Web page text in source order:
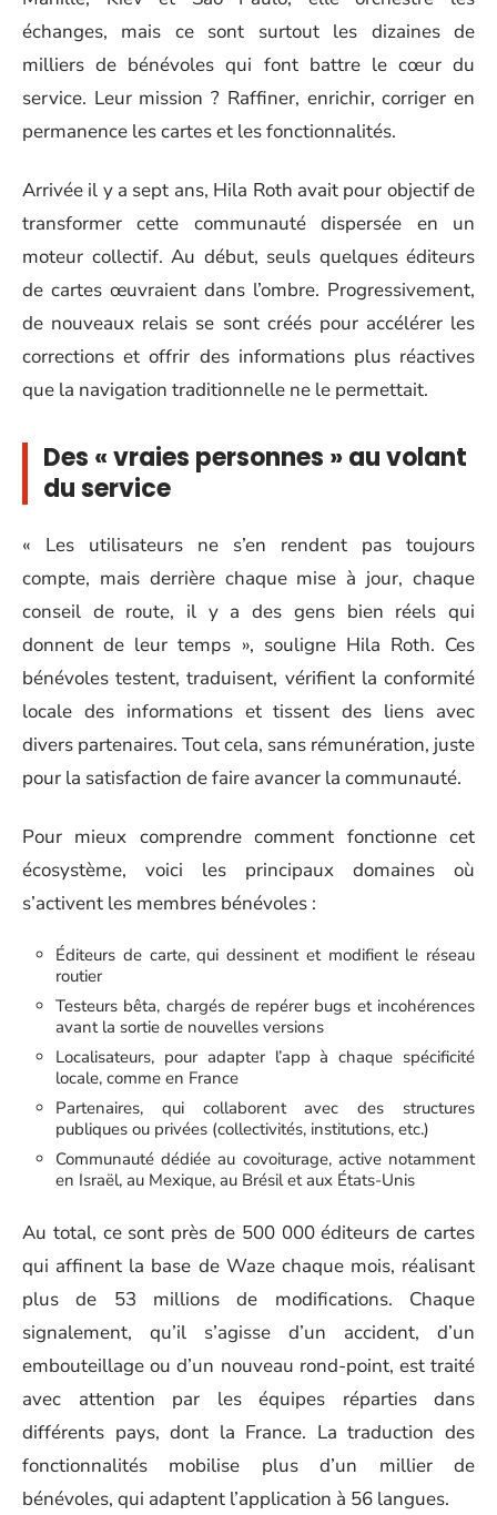
échanges, mais ce sont surtout les dizaines de
milliers de bénévoles qui font battre le cœur du
service. Leur mission ? Raffiner, enrichir, corriger en
permanence les cartes et les fonctionnalités.
Arrivée il y a sept ans, Hila Roth avait pour objectif de
transformer cette communauté dispersée en un
moteur collectif. Au début, seuls quelques éditeurs
de cartes œuvraient dans l’ombre. Progressivement,
de nouveaux relais se sont créés pour accélérer les
corrections et offrir des informations plus réactives
que la navigation traditionnelle ne le permettait.
Des « vraies personnes » au volant
du service
« Les utilisateurs ne s’en rendent pas toujours
compte, mais derrière chaque mise à jour, chaque
conseil de route, il y a des gens bien réels qui
donnent de leur temps », souligne Hila Roth. Ces
bénévoles testent, traduisent, vérifient la conformité
locale des informations et tissent des liens avec
divers partenaires. Tout cela, sans rémunération, juste
pour la satisfaction de faire avancer la communauté.
Pour mieux comprendre comment fonctionne cet
écosystème, voici les principaux domaines où
s’activent les membres bénévoles :
Éditeurs de carte, qui dessinent et modifient le réseau
routier
Testeurs bêta, chargés de repérer bugs et incohérences
avant la sortie de nouvelles versions
Localisateurs, pour adapter l’app à chaque spécificité
locale, comme en France
Partenaires, qui collaborent avec des structures
publiques ou privées (collectivités, institutions, etc.)
Communauté dédiée au covoiturage, active notamment
en Israël, au Mexique, au Brésil et aux États-Unis
Au total, ce sont près de 500 000 éditeurs de cartes
qui affinent la base de Waze chaque mois, réalisant
plus de 53 millions de modifications. Chaque
signalement, qu’il s’agisse d’un accident, d’un
embouteillage ou d’un nouveau rond-point, est traité
avec attention par les équipes réparties dans
différents pays, dont la France. La traduction des
fonctionnalités mobilise plus d’un millier de
bénévoles, qui adaptent l’application à 56 langues.